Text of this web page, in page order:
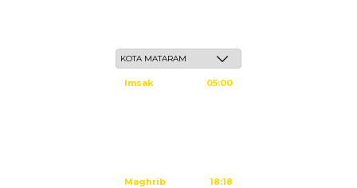
Imsak 05:00
Maghrib 18:18